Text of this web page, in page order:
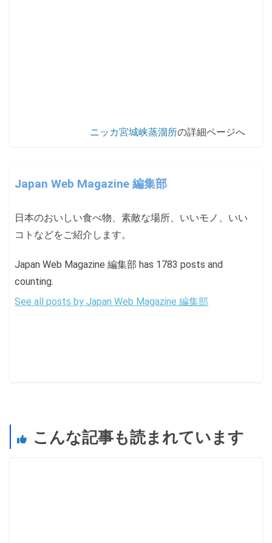
ニッカ宮城峡蒸溜所の詳細ページへ
Japan Web Magazine 編集部
日本のおいしい食べ物、素敵な場所、いいモノ、いい
コトなどをご紹介します。
Japan Web Magazine 編集部 has 1783 posts and
counting.
See all posts by Japan Web Magazine 編集部
こんな記事も読まれています